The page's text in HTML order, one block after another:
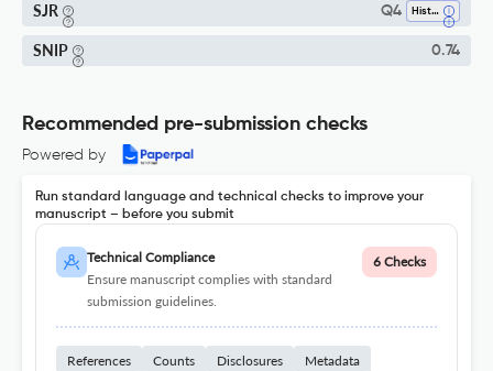
SJR Q4 History
SNIP 0.74
Recommended pre-submission checks
Powered by
Run standard language and technical checks to improve your
manuscript – before you submit
Technical Compliance
Ensure manuscript complies with standard
submission guidelines.
6 Checks
References Counts Disclosures Metadata